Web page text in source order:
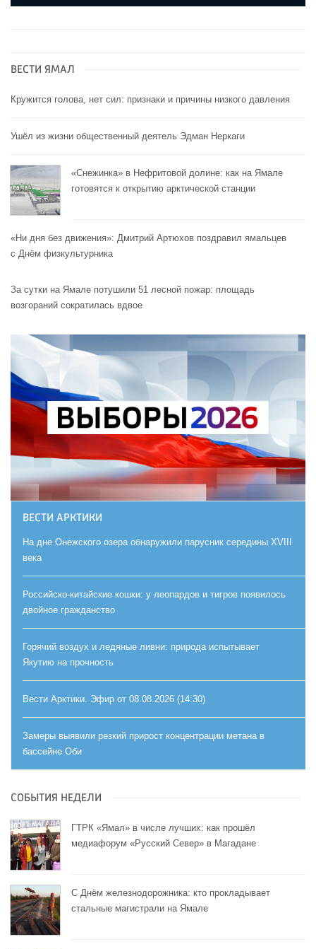
ВЕСТИ ЯМАЛ
Кружится голова, нет сил: признаки и причины низкого давления
Ушёл из жизни общественный деятель Эдман Неркаги
«Снежинка» в Нефритовой долине: как на Ямале
готовятся к открытию арктической станции
«Ни дня без движения»: Дмитрий Артюхов поздравил ямальцев
с Днём физкультурника
За сутки на Ямале потушили 51 лесной пожар: площадь
возгораний сократилась вдвое
ВЕСТИ АРКТИКИ
На дне Онежского озера обнаружили парусник середины XVIII
века
Российско-китайские кошки: у леопардов и тигров появилось
двойное гражданство
Горячий воздух и ледяные ливни: природа испытывает
Якутию на прочность
Вести Арктики. Эфир от 08.08.2026 (14:30)
Замеры выявили резкий прирост концентрации метана в
бассейне Оби
СОБЫТИЯ НЕДЕЛИ
ГТРК «Ямал» в числе лучших: как прошёл
медиафорум «Русский Север» в Магадане
С Днём железнодорожника: кто прокладывает
стальные магистрали на Ямале